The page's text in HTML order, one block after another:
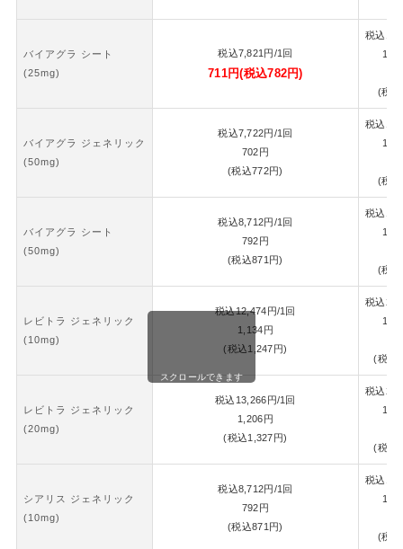
バイアグラ シート
(25mg)
税込7,821 円/1回
711円(税込782円)
税込
1錠
(税込
バイアグラ ジェネリック
(50mg)
税込7,722円/1回
702円
(税込772円)
税込
1錠
(税込
バイアグラ シート
(50mg)
税込8,712円/1回
792円
(税込871 円)
税込
1錠
(税込
レビトラ ジェネリック
(10mg)
税込12,474円/1回
1,134円
(税込1,247円)
税込
1錠
(税込
レビトラ ジェネリック
(20mg)
税込 13,266円/1回
1,206円
(税込1,327円)
税込
1錠
(税込
シアリス ジェネリック
(10mg)
税込8,712円/1回
792円
(税込871 円)
税込
1錠
(税込
スクロールできます